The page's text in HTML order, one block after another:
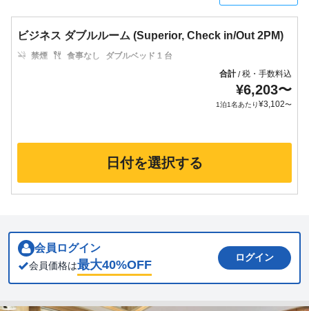
ビジネス ダブルルーム (Superior, Check in/Out 2PM)
禁煙 食事なし
ダブルベッド 1 台
合計/税・手数料込
¥6,203〜
1泊1名あたり¥3,102〜
日付を選択する
会員ログイン
会員価格は最大40%OFF
ログイン